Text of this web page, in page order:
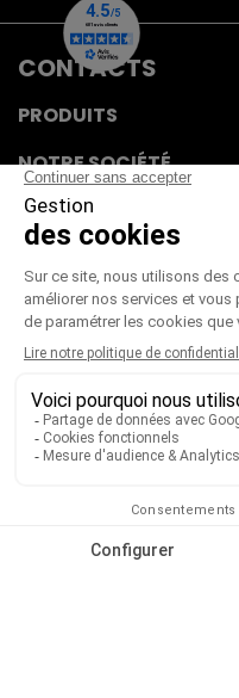
CONTACTS
PRODUITS
NOTRE SOCIÉTÉ
VOTRE COMPTE
CGV|CGU |Mentions
Paiement sécurisé
Télécharger notre
© 2026 TOUS